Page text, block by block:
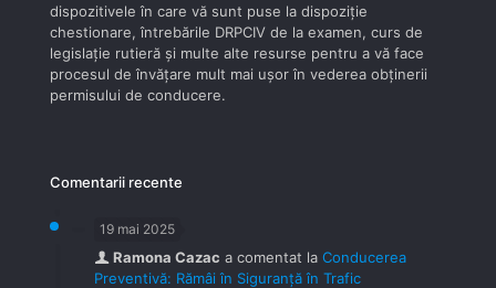
dispozitivele în care vă sunt puse la dispoziţie
chestionare, întrebările DRPCIV de la examen, curs de
legislaţie rutieră şi multe alte resurse pentru a vă face
procesul de învăţare mult mai uşor în vederea obţinerii
permisului de conducere.
Comentarii recente
19 mai 2025
Ramona Cazac a comentat la Conducerea
Preventivă: Rămâi în Siguranță în Trafic